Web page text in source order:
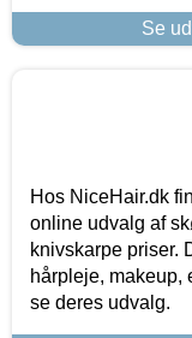
Se
Hos NiceHair.dk
online udvalg af
knivskarpe priser.
hårpleje, makeup,
se deres udvalg.